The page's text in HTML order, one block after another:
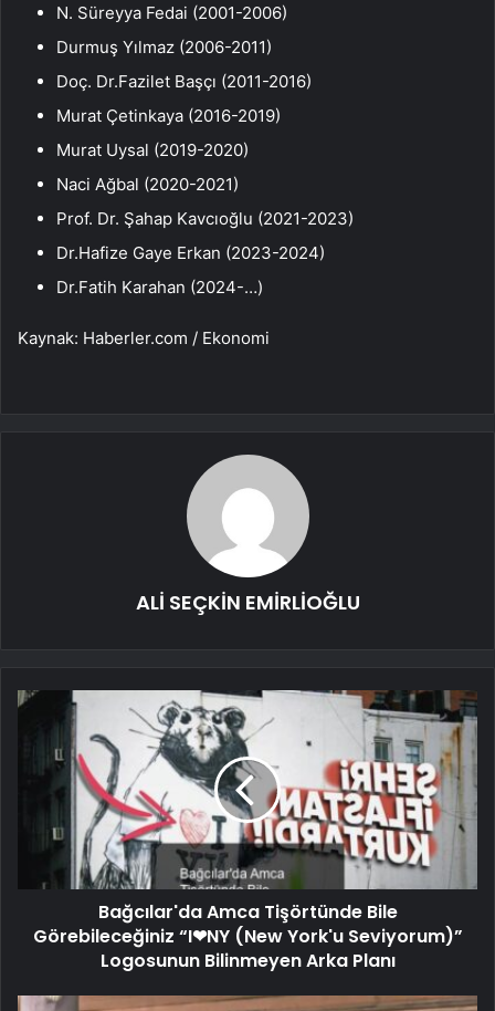
N. Süreyya Fedai (2001-2006)
Durmuş Yılmaz (2006-2011)
Doç. Dr.Fazilet Başçı (2011-2016)
Murat Çetinkaya (2016-2019)
Murat Uysal (2019-2020)
Naci Ağbal (2020-2021)
Prof. Dr. Şahap Kavcıoğlu (2021-2023)
Dr.Hafize Gaye Erkan (2023-2024)
Dr.Fatih Karahan (2024-…)
Kaynak: Haberler.com / Ekonomi
ALİ SEÇKİN EMİRLİOĞLU
Bağcılar'da Amca Tişörtünde Bile
Görebileceğiniz “I❤NY (New York'u Seviyorum)”
Logosunun Bilinmeyen Arka Planı